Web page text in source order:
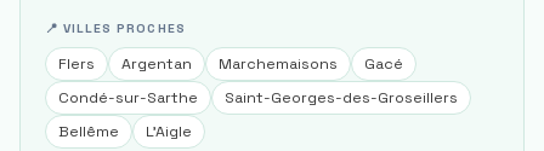
📍 VILLES PROCHES
Flers Argentan Marchemaisons
Gacé
Condé-sur-Sarthe
Saint-Georges-des-Groseillers
Bellême
L'Aigle